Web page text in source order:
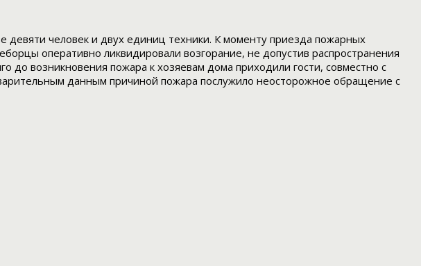
девяти человек и двух единиц техники. К моменту приезда пожарных
оперативно ликвидировали возгорание, не допустив распространения
до возникновения пожара к хозяевам дома приходили гости, совместно с
данным причиной пожара послужило неосторожное обращение с